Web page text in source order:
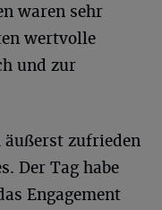
waren sehr
wertvolle
und zur
äußerst zufrieden
Der Tag habe
Engagement